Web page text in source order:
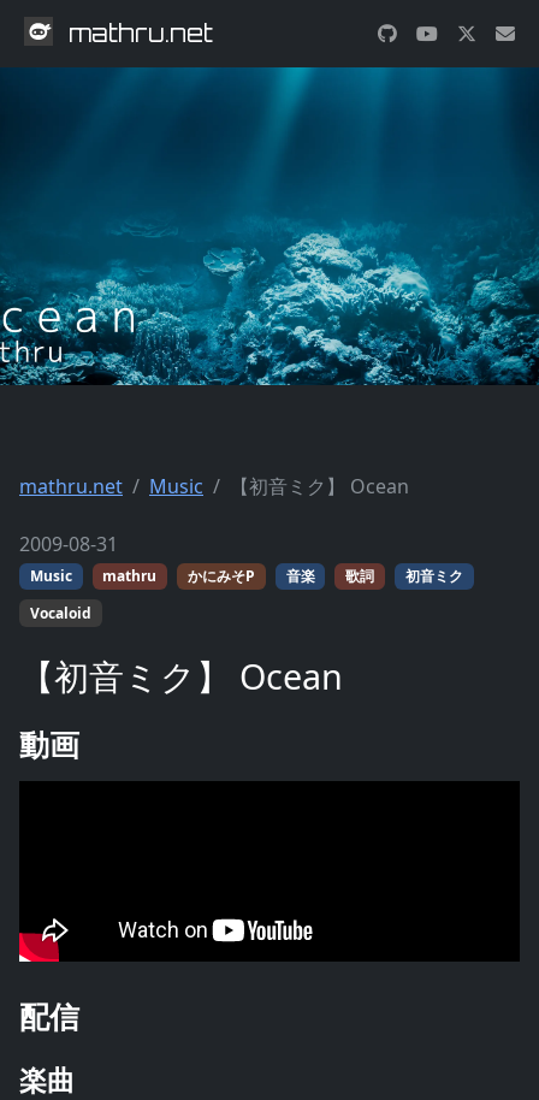
mathru.net
mathru.net Music 【初音ミク】 Ocean
2009-08-31
Music mathru かにみそP 音楽 歌詞
初音ミク
Vocaloid
【初音ミク】 Ocean
動画
配信
楽曲